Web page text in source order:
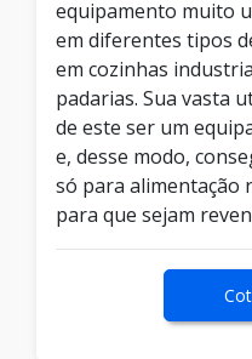
equipamento muito
em diferentes tipos
em cozinhas
padarias. Sua vasta
de este ser um
e, desse modo,
só para alimentação
para que sejam